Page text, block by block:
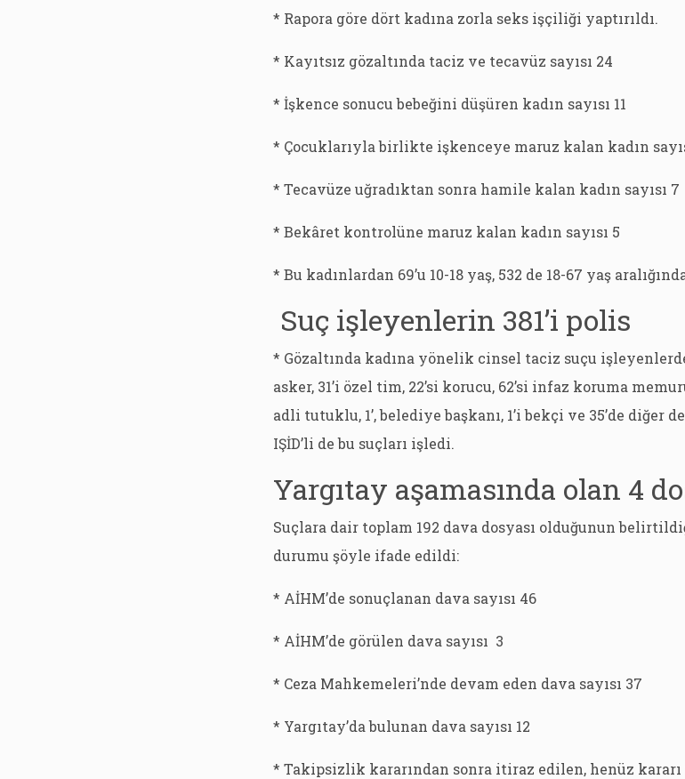
* Rapora göre dört kadına zorla seks işçiliği yaptırıldı.
* Kayıtsız gözaltında taciz ve tecavüz sayısı 24
* İşkence sonucu bebeğini düşüren kadın sayısı 11
* Çocuklarıyla birlikte işkenceye maruz kalan kadın
* Tecavüze uğradıktan sonra hamile kalan kadın sayısı 7
* Bekâret kontrolüne maruz kalan kadın sayısı 5
* Bu kadınlardan 69’u 10-18 yaş, 532 de 18-67 yaş
Suç işleyenlerin 381’i polis
* Gözaltında kadına yönelik cinsel taciz suçu
asker, 31’i özel tim, 22’si korucu, 62’si infaz koruma
adli tutuklu, 1’, belediye başkanı, 1’i bekçi ve 35’de
IŞİD’li de bu suçları işledi.
Yargıtay aşamasında olan 4
Suçlara dair toplam 192 dava dosyası olduğunun
durumu şöyle ifade edildi:
* AİHM’de sonuçlanan dava sayısı 46
* AİHM’de görülen dava sayısı 3
* Ceza Mahkemeleri’nde devam eden dava sayısı 37
* Yargıtay’da bulunan dava sayısı 12
* Takipsizlik kararından sonra itiraz edilen, henüz kararı